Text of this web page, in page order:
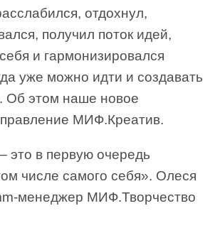
отдохнул,
получил поток идей,
и гармонизировался
уже можно идти и создавать
Об этом наше новое
МИФ.Креатив.
это в первую очередь
числе самого себя». Олеся
менеджер МИФ.Творчество